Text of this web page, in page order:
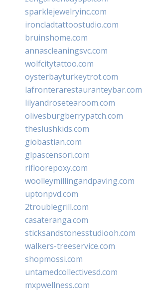
sparklejewelryinc.com
ironcladtattoostudio.com
bruinshome.com
annascleaningsvc.com
wolfcitytattoo.com
oysterbayturkeytrot.com
lafronterarestauranteybar.com
lilyandrosetearoom.com
olivesburgberrypatch.com
theslushkids.com
giobastian.com
glpascensori.com
rifloorepoxy.com
woolleymillingandpaving.com
uptonpvd.com
2troublegrill.com
casateranga.com
sticksandstonesstudiooh.com
walkers-treeservice.com
shopmossi.com
untamedcollectivesd.com
mxpwellness.com